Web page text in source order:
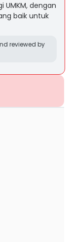
UMKM, dengan
baik untuk
reviewed by